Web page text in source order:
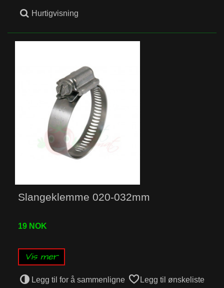
Hurtigvisning
Slangeklemme 020-032mm
19 NOK
Vis mer
Legg til for å sammenligne Legg til ønskeliste